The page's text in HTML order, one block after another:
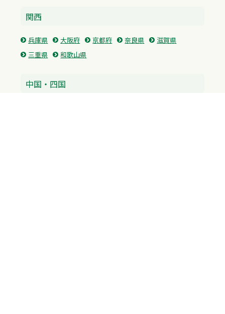
関西
兵庫県 大阪府 京都府 奈良県
滋賀県
三重県
和歌山県
中国・四国